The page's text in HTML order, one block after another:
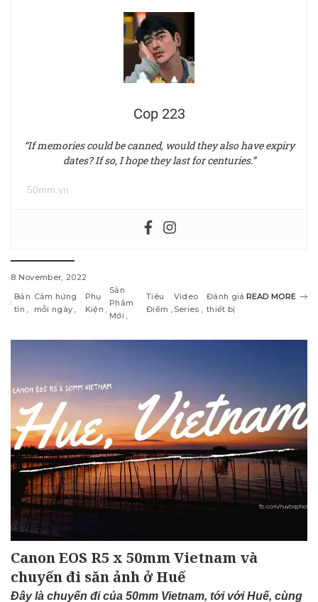
Cop 223
“If memories could be canned, would they also have expiry
dates? If so, I hope they last for centuries.”
50mm.vn
8 November, 2022
Bản
tin
Cảm hứng
mỗi ngày
Phụ
Kiện
Sản
Phẩm
Mới
Tiêu
Điểm
Video
Series
Đánh giá
thiết bị
READ MORE
Canon EOS R5 x 50mm Vietnam và
chuyến đi săn ảnh ở Huế
Đây là chuyến đi của 50mm Vietnam, tới với Huế, cùng